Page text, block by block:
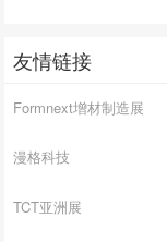
友情链接
Formnext增材制造展
漫格科技
TCT亚洲展